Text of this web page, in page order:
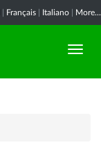
Français Italiano More...